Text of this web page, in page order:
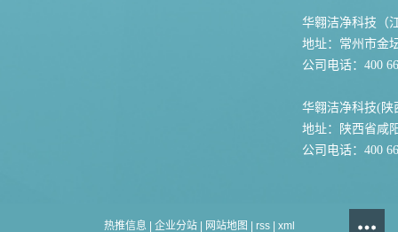
华翱洁净科技（
地址：常州市金
公司电话：400
华翱洁净科技(陕
地址：陕西省咸
公司电话：400
热推信息 企业分站| 网站地图 rss| xml